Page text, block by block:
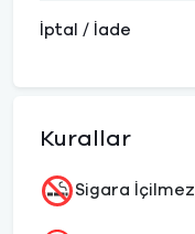
İptal / İade
Kurallar
Sigara İçilmez